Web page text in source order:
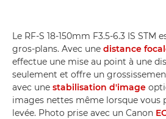
Le RF-S 18-150mm F3.5-6.3 IS STM
gros-plans. Avec une distance
effectue une mise au point à une
seulement et offre un
avec une stabilisation d'image
images nettes même lorsque vous
levée. Photo prise avec un Canon